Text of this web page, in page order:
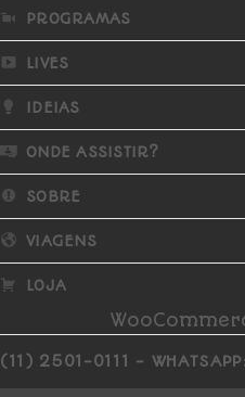
PROGRAMAS
LIVES
IDEIAS
ONDE ASSISTIR?
SOBRE
VIAGENS
LOJA
(11) 2501-0111 -